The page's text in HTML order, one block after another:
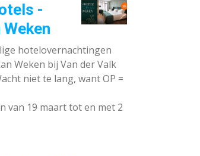
-
hotelovernachtingen
Weken bij Van der Valk
niet te lang, want OP =
van 19 maart tot en met 2